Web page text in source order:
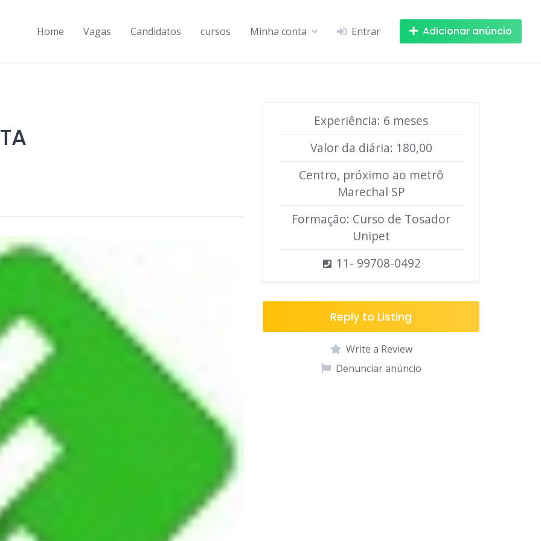
Home Vagas Candidatos cursos Minha conta Entrar Adicionar anúncio
Experiência: 6 meses
Valor da diária: 180,00
Centro, próximo ao metrô
Marechal SP
Formação: Curso de Tosador
Unipet
11- 99708-0492
Reply to Listing
Write a Review
Denunciar anúncio